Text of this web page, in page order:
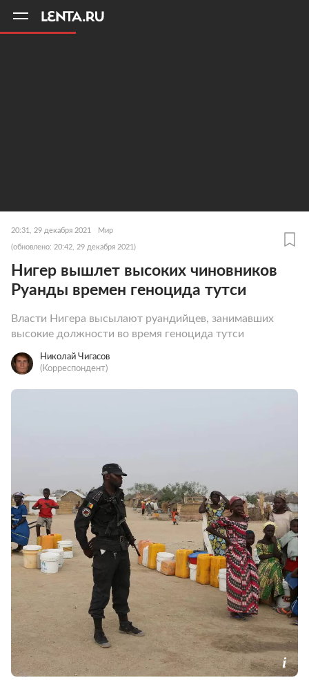
20:31, 29 декабря 2021 Мир
(обновлено: 20:42, 29 декабря 2021)
Нигер вышлет высоких чиновников
Руанды времен геноцида тутси
Власти Нигера высылают руандийцев, занимавших
высокие должности во время геноцида тутси
Николай Чигасов
(Корреспондент)